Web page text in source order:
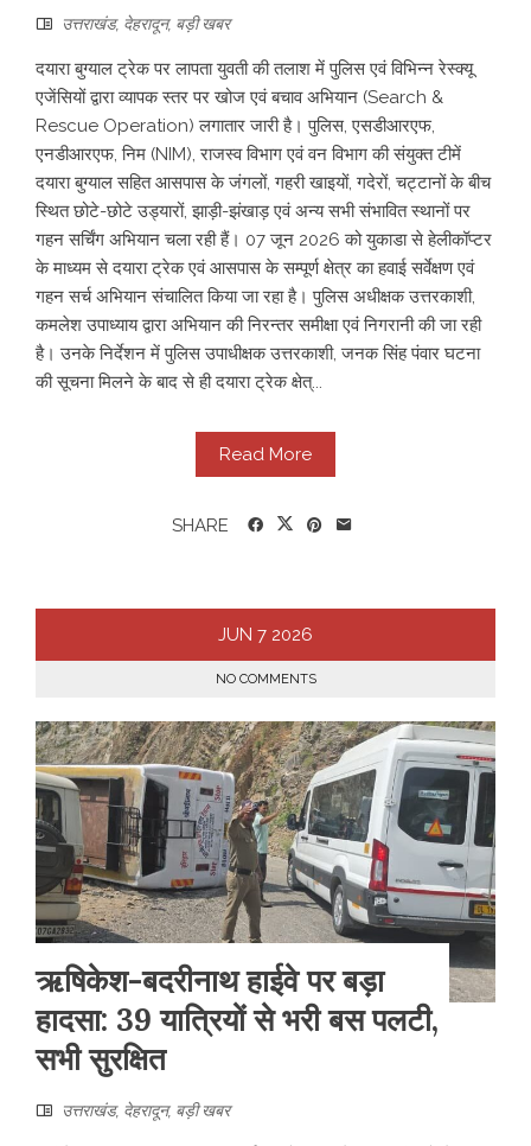
उत्तराखंड, देहरादून, बड़ी खबर
दयारा बुग्याल ट्रेक पर लापता युवती की तलाश में पुलिस एवं विभिन्न रेस्क्यू
एजेंसियों द्वारा व्यापक स्तर पर खोज एवं बचाव अभियान (Search &
Rescue Operation) लगातार जारी है। पुलिस, एसडीआरएफ,
एनडीआरएफ, निम (NIM), राजस्व विभाग एवं वन विभाग की संयुक्त टीमें
दयारा बुग्याल सहित आसपास के जंगलों, गहरी खाइयों, गदेरों, चट्टानों के बीच
स्थित छोटे-छोटे उड्यारों, झाड़ी-झंखाड़ एवं अन्य सभी संभावित स्थानों पर
गहन सर्चिंग अभियान चला रही हैं। 07 जून 2026 को युकाडा से हेलीकॉप्टर
के माध्यम से दयारा ट्रेक एवं आसपास के सम्पूर्ण क्षेत्र का हवाई सर्वेक्षण एवं
गहन सर्च अभियान संचालित किया जा रहा है। पुलिस अधीक्षक उत्तरकाशी,
कमलेश उपाध्याय द्वारा अभियान की निरन्तर समीक्षा एवं निगरानी की जा रही
है। उनके निर्देशन में पुलिस उपाधीक्षक उत्तरकाशी, जनक सिंह पंवार घटना
की सूचना मिलने के बाद से ही दयारा ट्रेक क्षेत्...
Read More
SHARE
JUN 7 2026
NO COMMENTS
ऋषिकेश-बदरीनाथ हाईवे पर बड़ा
हादसा: 39 यात्रियों से भरी बस पलटी,
सभी सुरक्षित
उत्तराखंड, देहरादून, बड़ी खबर